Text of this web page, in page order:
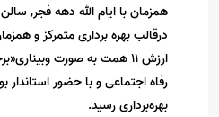
همزمان با ایام الله دهه فجر,
ارزش ۱۱ همت به صورت
رفاه اجتماعی و با حضور استاندار
بهره‌برداری رسید.